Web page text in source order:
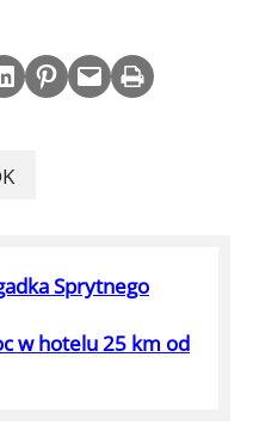
Share on Pinterest Email this Page Print this Page
Sprytnego
w hotelu 25 km od